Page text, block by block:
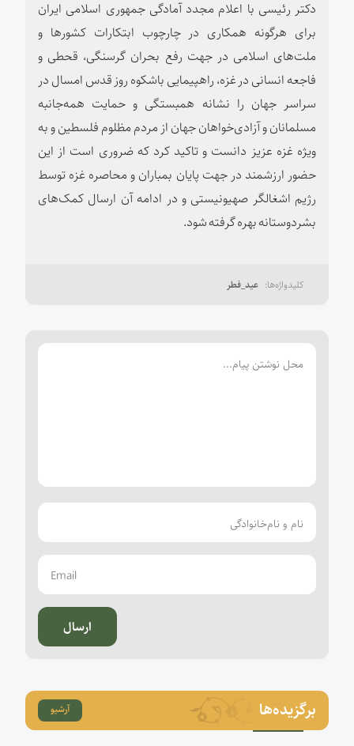
دکتر رئیسی با اعلام مجدد آمادگی جمهوری اسلامی ایران
برای هرگونه همکاری در چارچوب ابتکارات کشورها و
ملت‌های اسلامی در جهت رفع بحران گرسنگی، قحطی و
فاجعه انسانی در غزه، راهپیمایی باشکوه روز قدس امسال در
سراسر جهان را نشانه همبستگی و حمایت همه‌جانبه
مسلمانان و آزادی‌خواهان جهان از مردم مظلوم فلسطین و به
ویژه غزه عزیز دانست و تاکید کرد که ضروری است از این
حضور ارزشمند در جهت پایان بمباران و محاصره غزه توسط
رژیم اشغالگر صهیونیستی و در ادامه آن ارسال کمک‌های
بشردوستانه بهره گرفته شود.
عید_فطر
ارسال
برگزیده‌ها آرشیو